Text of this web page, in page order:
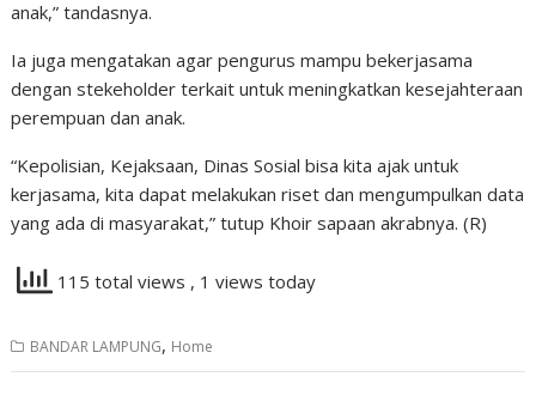
anak,” tandasnya.
Ia juga mengatakan agar pengurus mampu bekerjasama
dengan stekeholder terkait untuk meningkatkan kesejahteraan
perempuan dan anak.
“Kepolisian, Kejaksaan, Dinas Sosial bisa kita ajak untuk
kerjasama, kita dapat melakukan riset dan mengumpulkan data
yang ada di masyarakat,” tutup Khoir sapaan akrabnya. (R)
115 total views , 1 views today
BANDAR LAMPUNG, Home